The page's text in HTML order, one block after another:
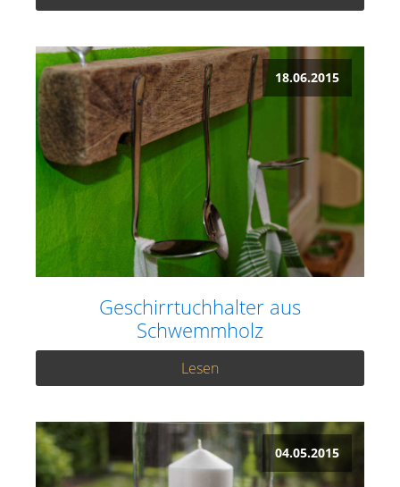
18.06.2015
Geschirrtuchhalter aus
Schwemmholz
Lesen
04.05.2015